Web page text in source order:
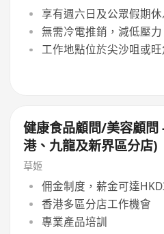
享有週六日及公眾假期休
無需冷電推銷，減低壓力
工作地點位於尖沙咀或旺
健康食品顧問/美容顧問
港、九龍及新界區分店)
草姬
佣金制度，薪金可達
香港多區分店工作機會
專業產品培訓